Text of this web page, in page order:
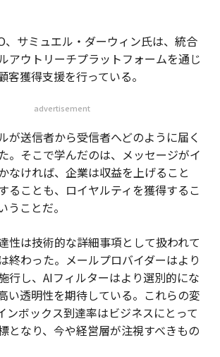
、サミュエル・ダーウィン氏は、統合
アウトリーチプラットフォームを通じ
客獲得支援を行っている。
advertisement
が送信者から受信者へどのように届く
。そこで学んだのは、メッセージがイ
なければ、企業は収益を上げること
ることも、ロイヤルティを獲得するこ
うことだ。
性は技術的な詳細事項として扱われて
終わった。メールプロバイダーはより
行し、AIフィルターはより選別的にな
い透明性を期待している。これらの変
ンボックス到達率はビジネスにとって
となり、今や経営層が注視すべきもの